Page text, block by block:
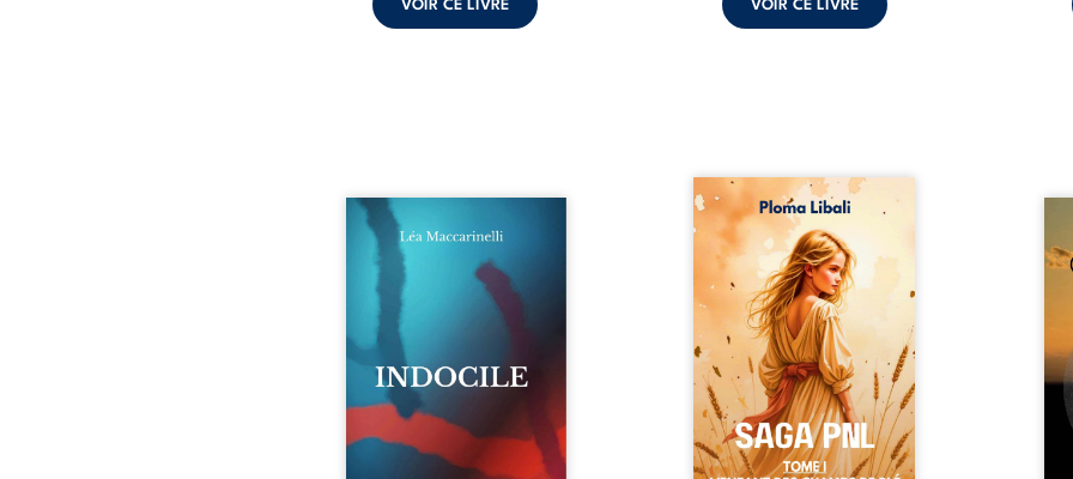
VOIR CE LIVRE VOIR CE LIVRE
Quatre parties. Quatre refus.
Quatre visages d’une existence
en friction. Entre les silences
qu’on ne déchiffre pas, les
amours qu’on dérange, les
corps qu’on administre et les
liens qu’on sabote, cet ouvrage
parle à celles et ceux qui
vivent trop fort, trop vrai, trop
tôt. Indocile est une traversée.
Une langue nue. Une
insurrection calme. Une
déclaration d’existence pour ...
Autrefois, les champs
d’Atlantis vibraient sous le
vent et les enfants couraient
dans les blés. Puis la couronne
plia le genou, livrant son
peuple à l’ombre d’Ivorny. À
Atove, Luwel aurait pu
disparaître dans les ruines de
son destin ; pourtant, sous les
pierres d’un temple oublié, des
rebelles lui tendirent la main.
Parmi eux, Atos, général sans
trône mais habité par ...
les
les